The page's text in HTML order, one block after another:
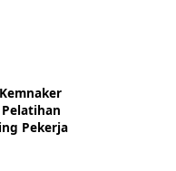
Pekerja